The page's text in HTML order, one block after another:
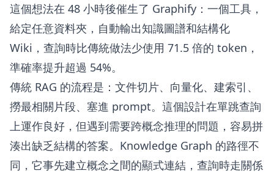
這個想法在 48 小時後催生了 Graphify：一個工具，
給定任意資料夾，自動輸出知識圖譜和結構化
Wiki，查詢時比傳統做法少使用 71.5 倍的 token，
準確率提升超過 54%。
傳統 RAG 的流程是：文件切片、向量化、建索引、
撈最相關片段、塞進 prompt。這個設計在單跳查詢
上運作良好，但遇到需要跨概念推理的問題，容易拼
湊出缺乏結構的答案。Knowledge Graph 的路徑不
同，它事先建立概念之間的顯式連結，查詢時走關係